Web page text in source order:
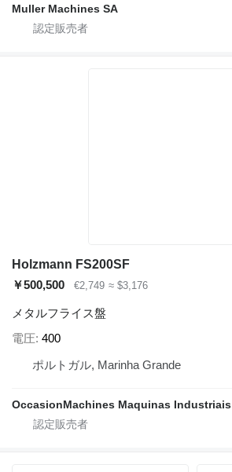
Muller Machines SA
Holzmann FS200SF
￥500,500
€2,749 ≈ $3,176
メタルフライス盤
電圧 400
ポルトガル, Marinha Grande
OccasionMachines Maquinas Industriais